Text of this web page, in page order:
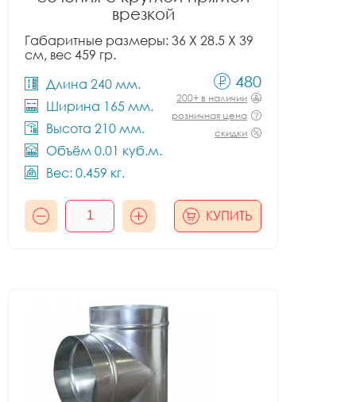
врезкой
Габаритные размеры: 36 X 28.5 X 39
см, вес 459 гр.
Длина 240 мм.
Ширина 165 мм.
Высота 210 мм.
Объём 0.01 куб.м.
Вес: 0.459 кг.
480
200+ в наличии
розничная цена
скидки
КУПИТЬ